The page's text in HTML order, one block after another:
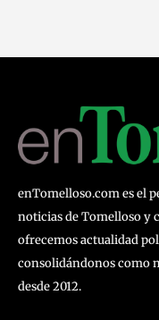
enTomelloso.com es el
noticias de Tomelloso y
ofrecemos actualidad
consolidándonos como
desde 2012.